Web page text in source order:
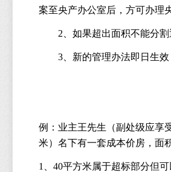
案至央产办公室后，方可办理
2 、如果超出面积不能分
3 、新的管理办法即日生效
例：业主王先生（副处级应享
米）名下有一套成本价房，面
1 40平方米属于超标部分但